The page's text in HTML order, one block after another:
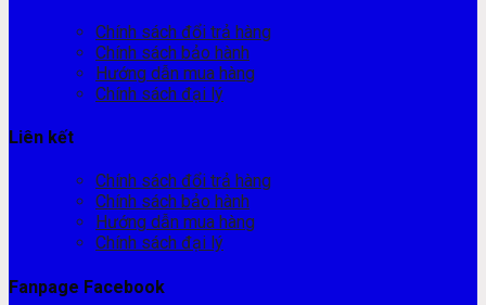
Chính sách đổi trả hàng
Chính sách bảo hành
Hướng dẫn mua hàng
Chính sách đại lý
Liên kết
Chính sách đổi trả hàng
Chính sách bảo hành
Hướng dẫn mua hàng
Chính sách đại lý
Fanpage Facebook